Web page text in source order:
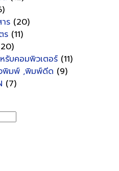
ร (20)
ร (11)
บคอมพิวเตอร์ (11)
พิมพ์ ,พิมพ์ดีด (9)
(7)